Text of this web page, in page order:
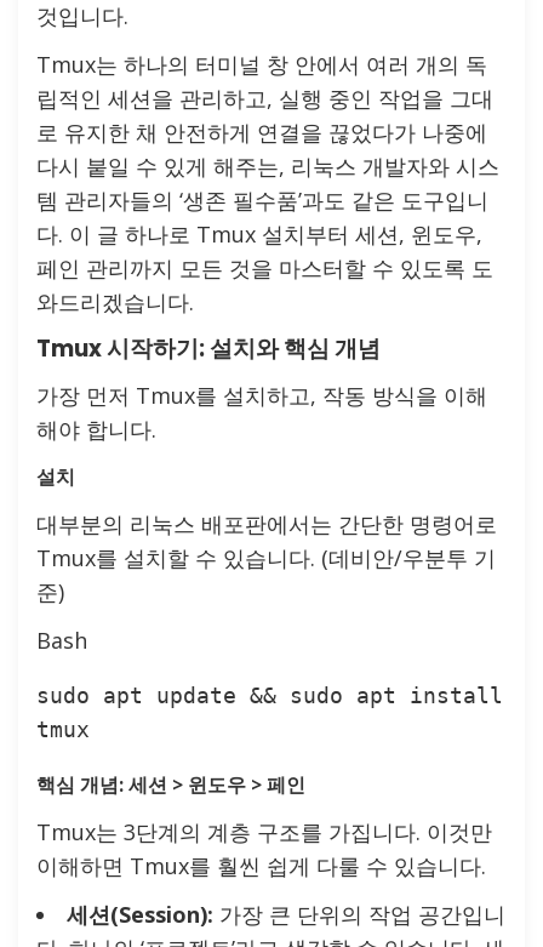
것입니다.
Tmux는 하나의 터미널 창 안에서 여러 개의 독
립적인 세션을 관리하고, 실행 중인 작업을 그대
로 유지한 채 안전하게 연결을 끊었다가 나중에
다시 붙일 수 있게 해주는, 리눅스 개발자와 시스
템 관리자들의 ‘생존 필수품’과도 같은 도구입니
다. 이 글 하나로 Tmux 설치부터 세션, 윈도우,
페인 관리까지 모든 것을 마스터할 수 있도록 도
와드리겠습니다.
Tmux 시작하기: 설치와 핵심 개념
가장 먼저 Tmux를 설치하고, 작동 방식을 이해
해야 합니다.
설치
대부분의 리눅스 배포판에서는 간단한 명령어로
Tmux를 설치할 수 있습니다. (데비안/우분투 기
준)
Bash
sudo apt update && sudo apt install
핵심 개념: 세션 > 윈도우 > 페인
Tmux는 3단계의 계층 구조를 가집니다. 이것만
이해하면 Tmux를 훨씬 쉽게 다룰 수 있습니다.
세션(Session): 가장 큰 단위의 작업 공간입니